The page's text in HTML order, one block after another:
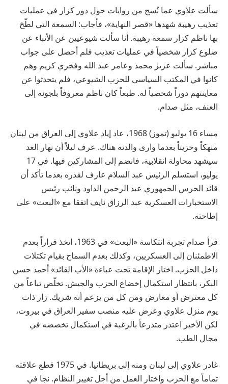
سألت علاوي عما نُسج من روايات حول دور كزار في عمليات
تعذيب رهيبة شهدها «قصر النهاية»، فأجاب: السمعة التي لطّخ
بها ناظم كزار سمعة رهيبة. أنا سألت شيوعيين عن الأنباء عن
ضلوع كزار شخصياً في عمليات تعذيب فلم أحصل على جواب
مباشر. سألت عزيز محمد وعامر عبد الله وفخري كريم وهم
كانوا في المكتب السياسي للحزب الشيوعي، فلم يتحدثوا عن
معاينتهم دوراً شخصياً له. طبعاً كان ناظم معروفاً بلجوئه إلى
العنف، مثل صدام.
مساء 16 يوليو (تموز) 1968، عاد إياد علاوي إلى العراق من لبنان
منهكاً وحزيناً بعدما وارى والدته هناك. عرف ليلاً أن نهار الغد
سيشهد محاولة انقلابية، فانضم إلى المشاركين فيها. في 17
يوليو، استسلم الرئيس عبد السلام عارف لقدره بعدما تأكد أن
قائد الحرس الجمهوري عبد الرحمن الداود ونائب رئيس
الاستخبارات العسكرية عبد الرزاق نايف اتفقا مع «البعث» على
إطاحته.
قرأ صدام تجربة انتكاسة «البعث» في 1963، اتخذ قراراً بعدم
الاطمئنان إلى العسكريين، وكذلك بعدم السماح بقيام تكتلات
داخل الحزب. اختار الإقامة تحت عباءة «الأب القائد» أحمد حسن
البكر، بانتظار استكمال إخضاع الحزب والجيش. تخلّص تباعاً من
كل معترض أو معارض ومن كل من يزعم أنه شريك. زار ذات
يوم منزل علاوي وعرض عليه منصب سفير العراق في بيروت،
لكن الأخير اعتذر متذرعاً بالرغبة في استكمال تخصصه في
مجال الطب.
غادر علاوي إلى لبنان ومنه إلى بريطانيا. في 1975 قطع علاقته
تماماً مع الحزب واختار العمل من أجل تغيير النظام. نجا في